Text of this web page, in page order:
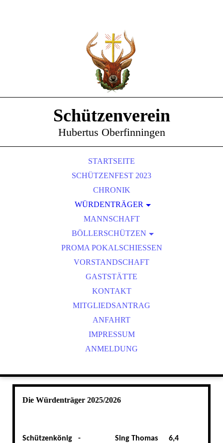
Schützenverein
Hubertus Oberfinningen
STARTSEITE
SCHÜTZENFEST 2023
CHRONIK
WÜRDENTRÄGER
SCHÜTZENKÖNIGE
VEREINSMEISTER
MANNSCHAFT
BÖLLERSCHÜTZEN
OKTOBERFEST & BÖLLERSCHIESSEN
BILDER HUBERTUSMESSE
VIDEO NEUJAHRSBÖLLERN
BILDER BÖLLER
PROMA POKALSCHIESSEN
VORSTANDSCHAFT
GASTSTÄTTE
KONTAKT
MITGLIEDSANTRAG
ANFAHRT
IMPRESSUM
ANMELDUNG
Die Würdenträger 2025/2026
Schützenkönig -
Sing Thomas
6,4